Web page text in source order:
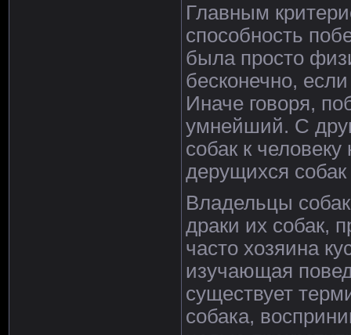
Главным
способность
была просто
бесконечно,
Иначе говоря,
умнейший. С
собак к
дерущихся
Владельцы
драки их собак,
часто хозяина
изучающая
существует
собака,